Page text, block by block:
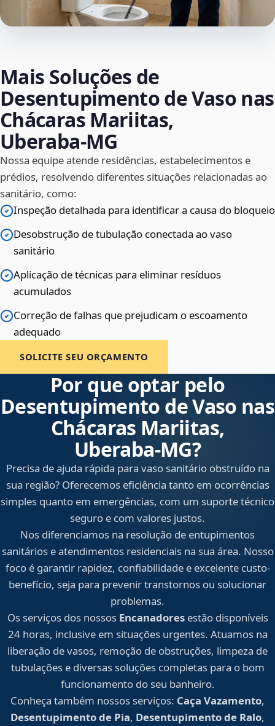
Mais Soluções de
Desentupimento de Vaso nas
Chácaras Mariitas,
Uberaba‑MG
Nossa equipe atende residências, estabelecimentos e
prédios, resolvendo diferentes situações relacionadas ao
sanitário, como:
Inspeção detalhada para identificar a causa do bloqueio
Desobstrução de tubulação conectada ao vaso
sanitário
Aplicação de técnicas para eliminar resíduos
acumulados
Correção de falhas que prejudicam o escoamento
adequado
SOLICITE SEU ORÇAMENTO
Por que optar pelo
Desentupimento de Vaso nas
Chácaras Mariitas,
Uberaba‑MG?
Precisa de ajuda rápida para vaso sanitário obstruído na
sua região? Oferecemos eficiência tanto em ocorrências
simples quanto em emergências, com um suporte técnico
seguro e com valores justos.
Nos diferenciamos na resolução de entupimentos
sanitários e atendimentos residenciais na sua área. Nosso
foco é garantir rapidez, confiabilidade e excelente custo-
benefício, seja para prevenir transtornos ou solucionar
problemas.
Os serviços dos nossos Encanadoresestão disponíveis
24 horas, inclusive em situações urgentes. Atuamos na
liberação de vasos, remoção de obstruções, limpeza de
tubulações e diversas soluções completas para o bom
funcionamento do seu banheiro.
Conheça também nossos serviços: Caça Vazamento,
Desentupimento de Pia, Desentupimento de Ralo,